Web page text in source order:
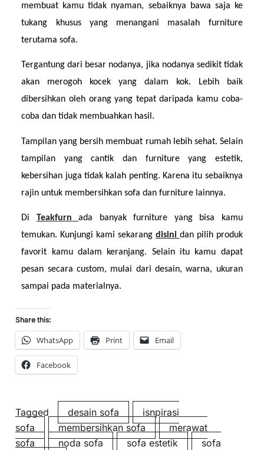
membuat kamu tidak nyaman, sebaiknya bawa saja ke
tukang khusus yang menangani masalah furniture
terutama sofa.
Tergantung dari besar nodanya, jika nodanya sedikit tidak
akan merogoh kocek yang dalam kok. Lebih baik
dibersihkan oleh orang yang tepat daripada kamu coba-
coba dan tidak membuahkan hasil.
Tampilan yang bersih membuat rumah lebih sehat. Selain
tampilan yang cantik dan furniture yang estetik,
kebersihan juga tidak kalah penting. Karena itu sebaiknya
rajin untuk membersihkan sofa dan furniture lainnya.
Di Teakfurn ada banyak furniture yang bisa kamu
temukan. Kunjungi kami sekarang disini dan pilih produk
favorit kamu dalam keranjang. Selain itu kamu dapat
pesan secara custom, mulai dari desain, warna, ukuran
sampai pada materialnya.
Share this:
WhatsApp Print Email
Facebook
Tagged desain sofa
isnpirasi
sofa
membersihkan sofa
merawat
sofa
noda sofa sofa estetik
sofa